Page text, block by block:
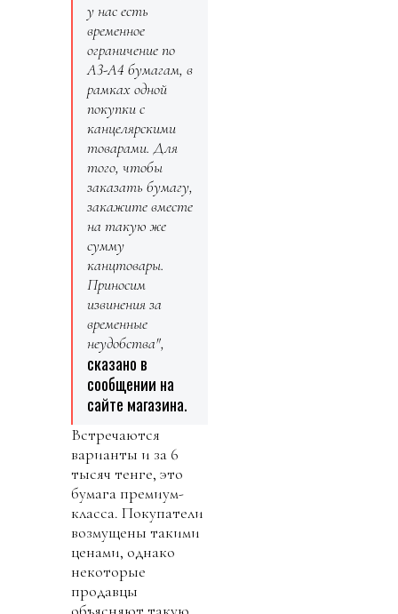
у нас есть
временное
ограничение по
А3-А4 бумагам, в
рамках одной
покупки с
канцелярскими
товарами. Для
того, чтобы
заказать бумагу,
закажите вместе
на такую же
сумму
канцтовары.
Приносим
извинения за
временные
неудобства",
сказано в
сообщении на
сайте магазина.
Встречаются
варианты и за 6
тысяч тенге, это
бумага премиум-
класса. Покупатели
возмущены такими
ценами, однако
некоторые
продавцы